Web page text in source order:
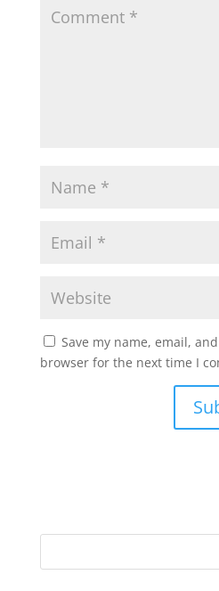
Save my name, email,
browser for the next time I